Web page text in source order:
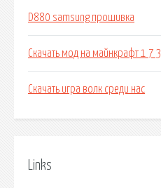
D880 samsung прошивка
Скачать мод на майнкрафт 1 7 3
Скачать игра волк среди нас
Links